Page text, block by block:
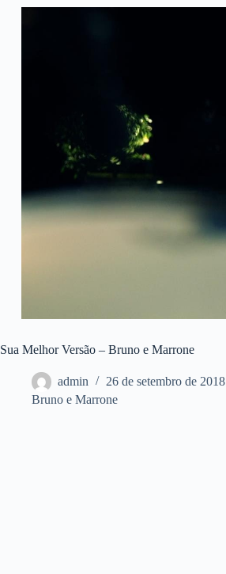
Sua Melhor Versão – Bruno e Marrone
admin
26 de setembro de 2018
Bruno e Marrone